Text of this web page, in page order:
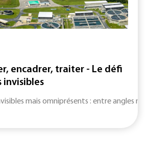
encadrer, traiter - Le défi
invisibles
mais omniprésents : entre angles